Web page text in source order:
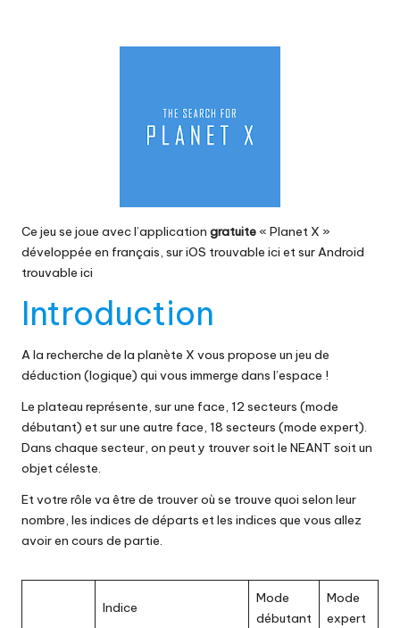
Ce jeu se joue avec l’application gratuite« Planet X »
développée en français, suriOS trouvable ici et surAndroid
trouvable ici
Introduction
A la recherche de la planète X vous propose un jeu de
déduction (logique) qui vous immerge dans l’espace !
Le plateau représente, sur une face, 12 secteurs (mode
débutant) et sur une autre face, 18 secteurs (mode expert).
Dans chaque secteur, on peut y trouver soit le NEANT soit un
objet céleste.
Et votre rôle va être de trouver où se trouve quoi selon leur
nombre, les indices de départs et les indices que vous allez
avoir en cours de partie.
Indice
Mode
débutant
Mode
expert